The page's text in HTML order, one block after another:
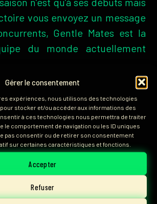
Gérer le consentement
expériences, nous utilisons des technologies
stocker et/ou accéder aux informations des
à ces technologies nous permettra de traiter
le comportement de navigation ou les ID uniques
pas consentir ou de retirer son consentement
sur certaines caractéristiques et fonctions.
Accepter
Refuser
vous envoyez un message
Gentle Mates est la
du monde actuellement
sûr !Gentle Mates est la
du monde. Je dirais même
depuis le début de la saison.
très dur et devenir encore plus
Major et les Worlds
le premier Major à Boston, le